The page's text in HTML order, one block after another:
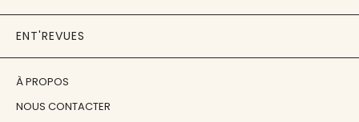
ENT'REVUES
À PROPOS
NOUS CONTACTER